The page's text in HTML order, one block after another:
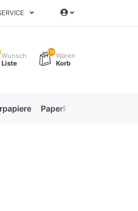
Wunsch
Liste
1189Waren
Korb
PaperPro High-